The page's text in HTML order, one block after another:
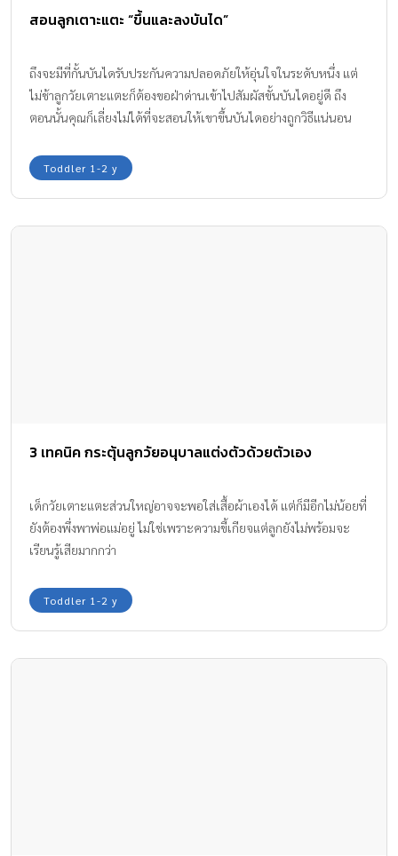
สอนลูกเตาะแตะ “ขึ้นและลงบันได”
ถึงจะมีที่กั้นบันไดรับประกันความปลอดภัยให้อุ่นใจในระดับหนึ่ง แต่
ไม่ช้าลูกวัยเตาะแตะก็ต้องขอฝ่าด่านเข้าไปสัมผัสขั้นบันไดอยู่ดี ถึง
ตอนนั้นคุณก็เลี่ยงไม่ได้ที่จะสอนให้เขาขึ้นบันไดอย่างถูกวิธีแน่นอน
Toddler 1-2 y
3 เทคนิค กระตุ้นลูกวัยอนุบาลแต่งตัวด้วยตัวเอง
เด็กวัยเตาะแตะส่วนใหญ่อาจจะพอใส่เสื้อผ้าเองได้ แต่ก็มีอีกไม่น้อยที่
ยังต้องพึ่งพาพ่อแม่อยู่ ไม่ใช่เพราะความขี้เกียจแต่ลูกยังไม่พร้อมจะ
เรียนรู้เสียมากกว่า
Toddler 1-2 y